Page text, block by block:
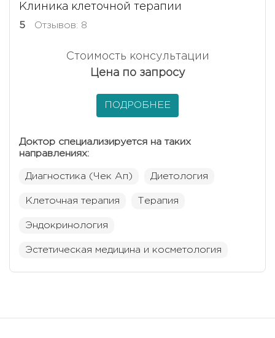
Клиника клеточной терапии
5 Отзывов: 8
Стоимость консультации
Цена по запросу
ПОДРОБНЕЕ
Доктор специализируется на таких
направлениях:
Диагностика (Чек Ап) Диетология
Клеточная терапия Терапия
Эндокринология
Эстетическая медицина и косметология